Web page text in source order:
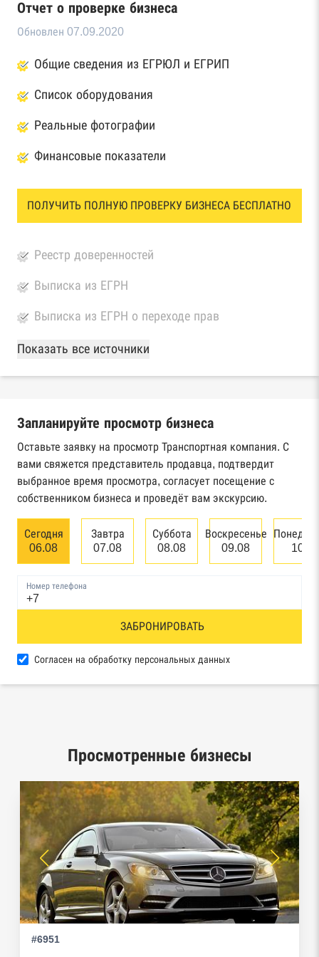
Отчет о проверке бизнеса
Обновлен 07.09.2020
Общие сведения из ЕГРЮЛ и ЕГРИП
Список оборудования
Реальные фотографии
Финансовые показатели
ПОЛУЧИТЬ ПОЛНУЮ ПРОВЕРКУ БИЗНЕСА БЕСПЛАТНО
Реестр доверенностей
Выписка из ЕГРН
Выписка из ЕГРН о переходе прав
База Росстата
Реестры ЕГРЮЛ и ЕГРИП Федеральной
Реестр государственных контрактов
Федерального казначейства
Картотека арбитражных дел Высшего
арбитражного суда
Единый федеральный реестр сведений о
банкротстве юридических лиц
банкротстве физических лиц
Реестр товарных знаков и знаков обслуживания
Роспатента
Росздравнадзор, Рособрнадзор, Роскомнадзор,
Роспотребнадзор, Росприроднадзор,
Ростехнадзор
Реестр плановых проверок Реестр
недобросовестных поставщиков
Реестры особых адресов ФНС
Реестр дисквалифицированных лиц
Показать все источники
Запланируйте просмотр бизнеса
Оставьте заявку на просмотр Транспортная компания. С
вами свяжется представитель продавца, подтвердит
выбранное время просмотра, согласует посещение с
собственником бизнеса и проведёт вам экскурсию.
Сегодня
06.08
Завтра
07.08
Суббота
08.08
Воскресенье
09.08
10.08
Номер телефона
ЗАБРОНИРОВАТЬ
Согласен на обработку персональных данных
Просмотренные бизнесы
#6951